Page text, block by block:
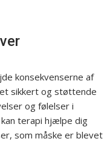
konsekvenserne af
sikkert og støttende
og følelser i
terapi hjælpe dig
som måske er blevet